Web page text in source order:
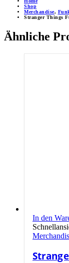
Shop
Merchandise,
Stranger Things
Ähnliche
In den